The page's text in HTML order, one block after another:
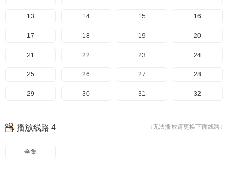
53 54 55 56
13 14 15 16
17 18 19 20
21 22 23 24
25 26 27 28
29 30 31 32
37
41
↓无法播放请更换下面线路↓
播放线路 4
全集